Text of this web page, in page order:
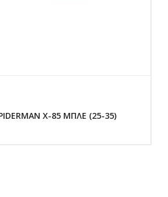
X-85 ΜΠΛΕ (25-35)